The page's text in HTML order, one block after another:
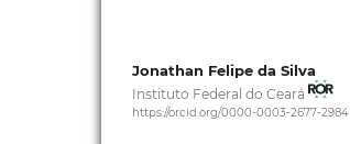
Jonathan Felipe da Silva
Instituto Federal do Ceará
https://orcid.org/0000-0003-2677-2984